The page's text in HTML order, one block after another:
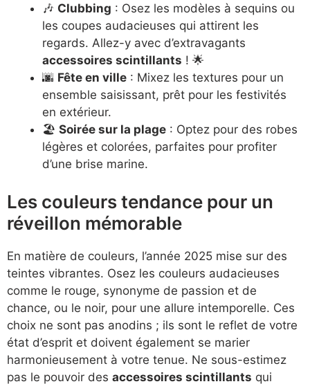
🎶 Clubbing : Osez les modèles à sequins ou
les coupes audacieuses qui attirent les
regards. Allez-y avec d’extravagants
accessoires scintillants ! 🌟
🌆 Fête en ville : Mixez les textures pour un
ensemble saisissant, prêt pour les festivités
en extérieur.
🏖️ Soirée sur la plage : Optez pour des robes
légères et colorées, parfaites pour profiter
d’une brise marine.
Les couleurs tendance pour un
réveillon mémorable
En matière de couleurs, l’année 2025 mise sur des
teintes vibrantes. Osez les couleurs audacieuses
comme le rouge, synonyme de passion et de
chance, ou le noir, pour une allure intemporelle. Ces
choix ne sont pas anodins ; ils sont le reflet de votre
état d’esprit et doivent également se marier
harmonieusement à votre tenue. Ne sous-estimez
pas le pouvoir des accessoires scintillants qui